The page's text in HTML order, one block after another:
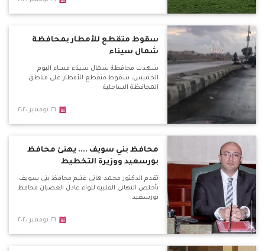
سقوط متقطع للأمطار بمحافظة
شمال سيناء
شهدت محافظة شمال سيناء مساء اليوم
الخميس، سقوط متقطع للأمطار على مناطق
المحافظة الساحلية
٢٦ نوفمبر ٢٠٢٠
محافظ بني سويف .... يهنئ محافظ
بورسعيد ووزيرة التخطيط
تقدم الدكتور محمد هاني غنيم محافظ بني سويف
بأخلص التهانى القلبية للواء عادل الغضبان محافظ
بورسعيد
٢٦ نوفمبر ٢٠٢٠